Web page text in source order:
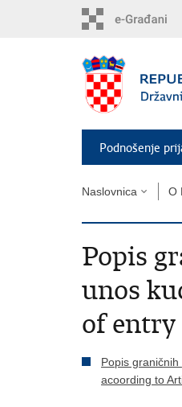
Podnošenje
Naslovnica O
Popis
unos
of entry
Popis
acoording to